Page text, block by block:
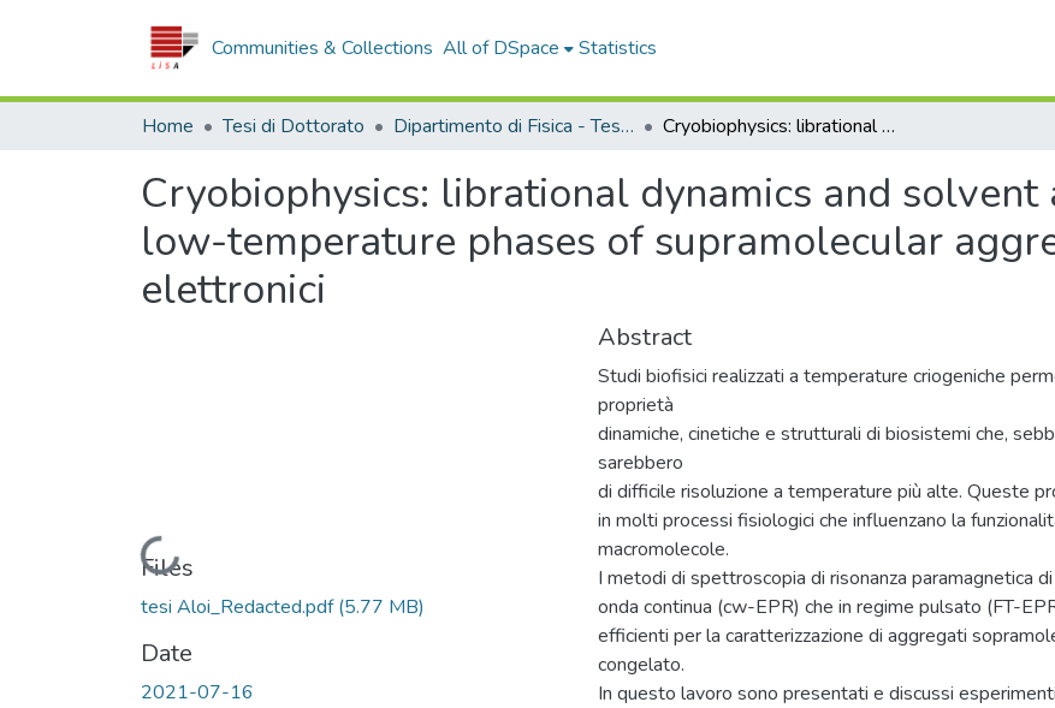
Communities & Collections All of DSpace Statistics
Home Tesi di Dottorato Dipartimento di Fisica - Tesi di Dottorato Cryobiophysics: librational dynamics and solvent accessibility in the low-temperature phases of supramolecular aggregatesDocumenti elettronici
Cryobiophysics: librational dynamics and solvent
low-temperature phases of supramolecular
elettronici
Loading...
Files
tesi Aloi_Redacted.pdf(5.77 MB)
Date
2021-07-16
Abstract
Studi biofisici realizzati a temperature criogeniche
proprietà
dinamiche, cinetiche e strutturali di biosistemi che,
sarebbero
di difficile risoluzione a temperature più alte. Queste
in molti processi fisiologici che influenzano la
macromolecole.
I metodi di spettroscopia di risonanza paramagnetica
onda continua (cw-EPR) che in regime pulsato (FT-
efficienti per la caratterizzazione di aggregati
congelato.
In questo lavoro sono presentati e discussi